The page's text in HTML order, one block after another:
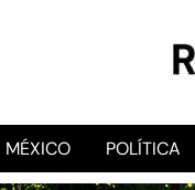
MÉXICO POLÍTICA